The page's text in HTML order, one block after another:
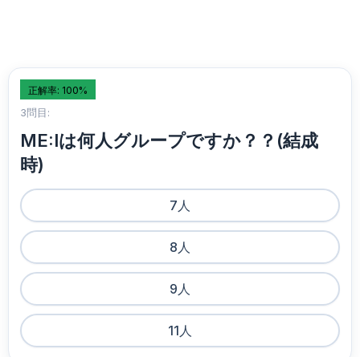
正解率: 100%
3問目:
ME:Iは何人グループですか？？(結成
時)
7人
8人
9人
11人